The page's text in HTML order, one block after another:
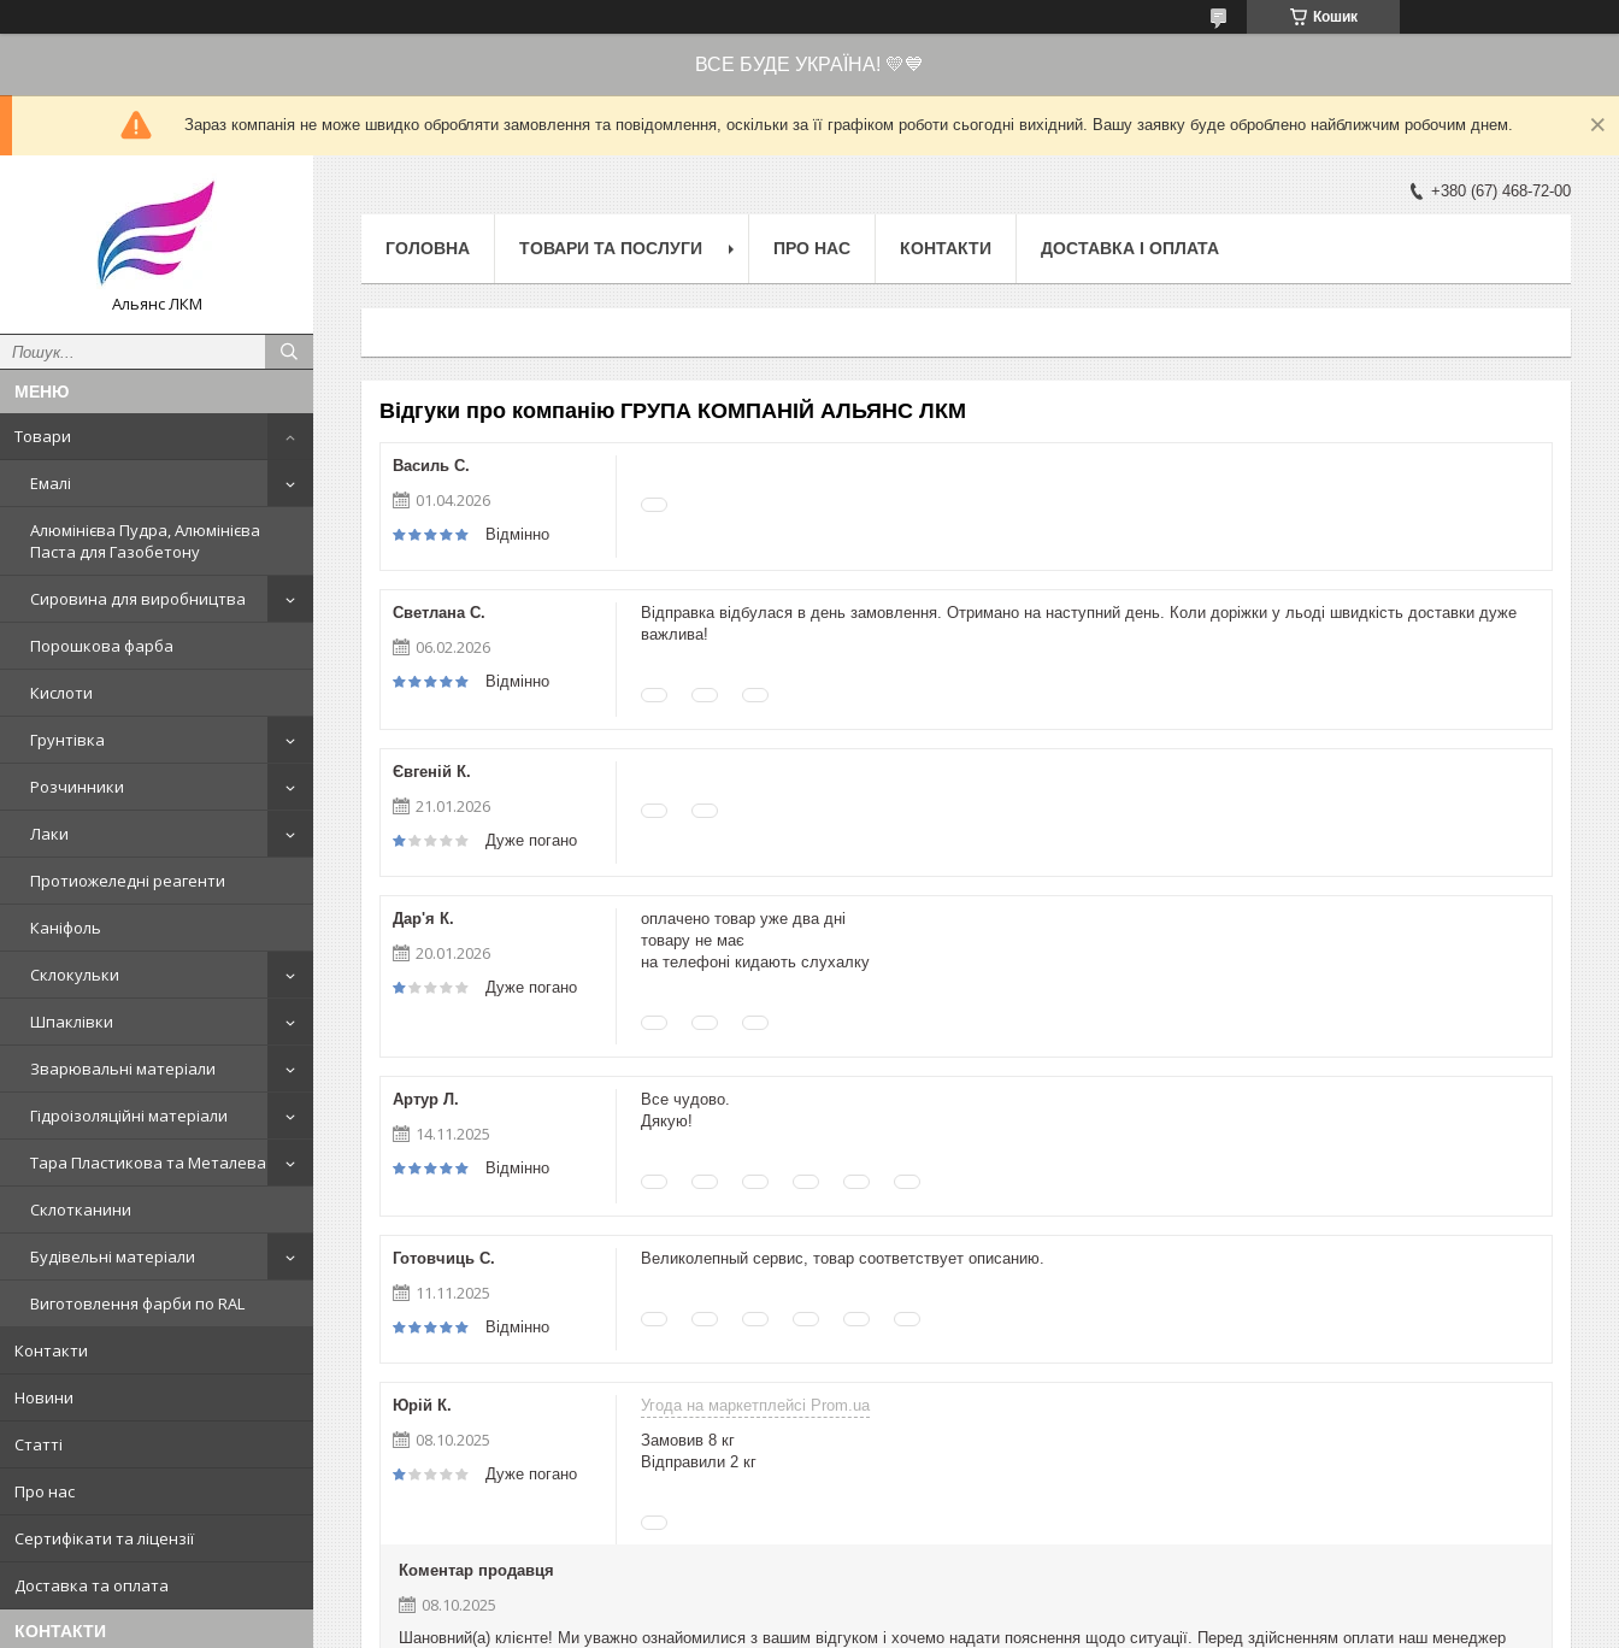
Кошик
ВСЕ БУДЕ УКРАЇНА! 💛💙
Зараз компанія не може швидко обробляти замовлення та повідомлення, оскільки за її графіком роботи сьогодні вихідний. Вашу заявку буде оброблено найближчим робочим днем.
Альянс ЛКМ
Товари
Емалі
Алюмінієва Пудра, Алюмінієва
Паста для Газобетону
Сировина для виробництва
Порошкова фарба
Кислоти
Грунтівка
Розчинники
Лаки
Протиожеледні реагенти
Каніфоль
Склокульки
Шпаклівки
Зварювальні матеріали
Гідроізоляційні матеріали
Тара Пластикова та Металева
Склотканини
Будівельні матеріали
Виготовлення фарби по RAL
Контакти
Новини
Статті
Про нас
Сертифікати та ліцензії
Доставка та оплата
КОНТАКТИ
+380 (67) 468-72-00
ГОЛОВНА ТОВАРИ ТА ПОСЛУГИ ПРО НАС КОНТАКТИ ДОСТАВКА І ОПЛАТА
Відгуки про компанію ГРУПА КОМПАНІЙ АЛЬЯНС ЛКМ
Василь С.
01.04.2026
Відмінно
Светлана С.
06.02.2026
Відмінно
Відправка відбулася в день замовлення. Отримано на наступний день. Коли доріжки у льоді швидкість доставки дуже
важлива!
Євгеній К.
21.01.2026
Дуже погано
Дар'я К.
20.01.2026
Дуже погано
оплачено товар уже два дні
товару не має
на телефоні кидають слухалку
Артур Л.
14.11.2025
Відмінно
Все чудово.
Дякую!
Готовчиць С.
11.11.2025
Відмінно
Великолепный сервис, товар соответствует описанию.
Юрій К.
08.10.2025
Дуже погано
Угода на маркетплейсі Prom.ua
Замовив 8 кг
Відправили 2 кг
Коментар продавця
08.10.2025
Шановний(а) клієнте! Ми уважно ознайомилися з вашим відгуком і хочемо надати пояснення щодо ситуації. Перед здійсненням оплати наш менеджер